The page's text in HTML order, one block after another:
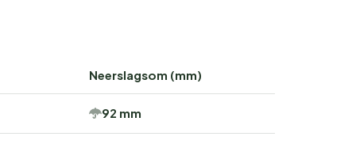
Neerslagsom (mm)
92 mm